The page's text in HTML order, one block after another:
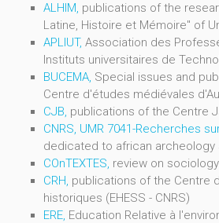
ALHIM, publications of the
Latine, Histoire et Mémoire" of
APLIUT, Association des
Instituts universitaires de
BUCEMA, Special issues and
Centre d'études médiévales
CJB, publications of the Centre
CNRS, UMR 7041-Recherches
dedicated to african archeology
COnTEXTES, review on
CRH, publications of the Centre
historiques (EHESS - CNRS)
ERE, Education Relative à